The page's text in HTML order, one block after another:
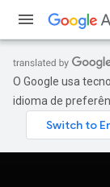
O Google usa
idioma de